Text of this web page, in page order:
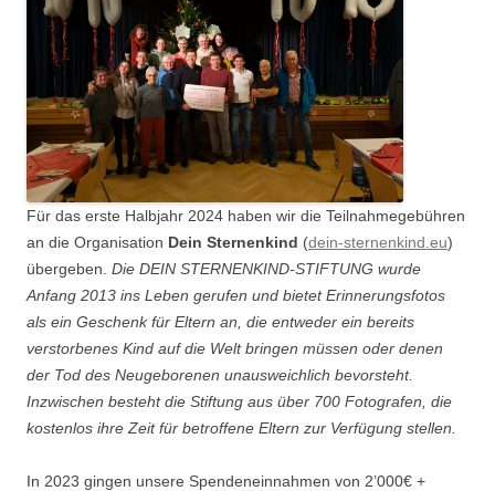
Für das erste Halbjahr 2024 haben wir die Teilnahmegebühren
an die Organisation Dein Sternenkind (dein-sternenkind.eu)
übergeben. Die DEIN STERNENKIND-STIFTUNG wurde
Anfang 2013 ins Leben gerufen und bietet Erinnerungsfotos
als ein Geschenk für Eltern an, die entweder ein bereits
verstorbenes Kind auf die Welt bringen müssen oder denen
der Tod des Neugeborenen unausweichlich bevorsteht.
Inzwischen besteht die Stiftung aus über 700 Fotografen, die
kostenlos ihre Zeit für betroffene Eltern zur Verfügung stellen.
In 2023 gingen unsere Spendeneinnahmen von 2’000€ +